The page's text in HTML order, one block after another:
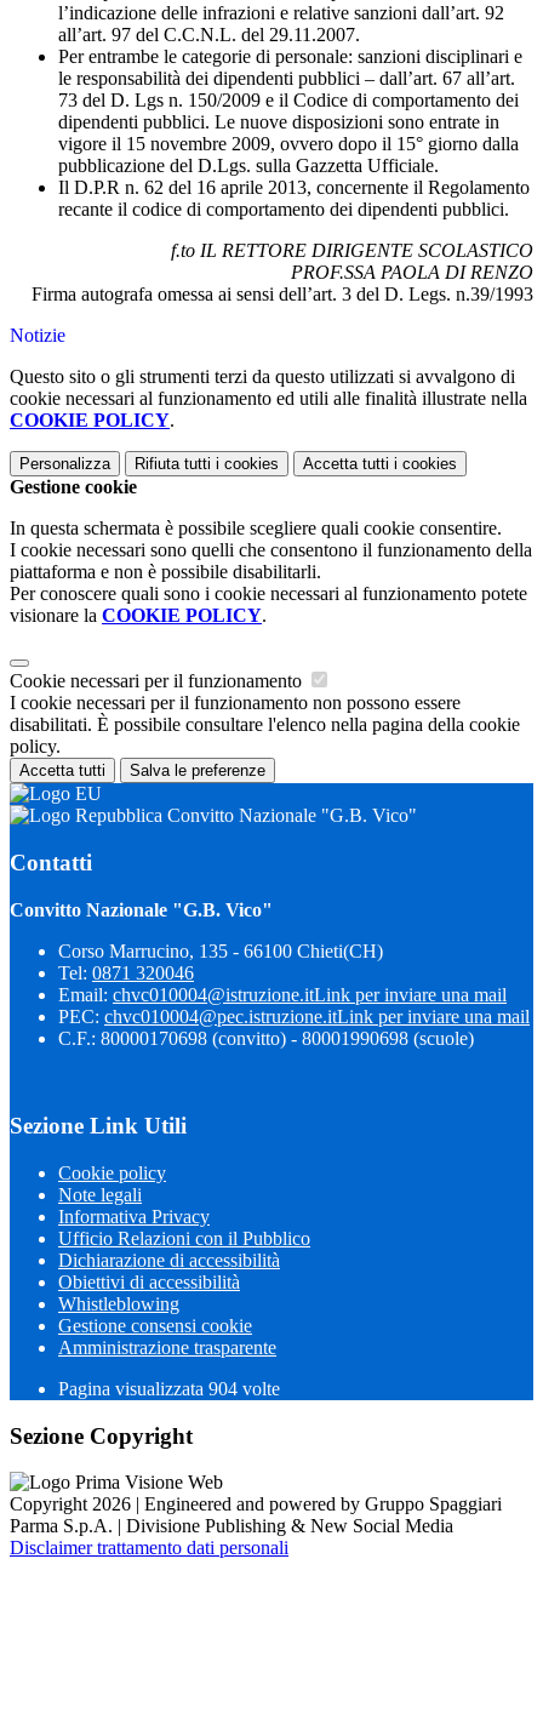
l’indicazione delle infrazioni e relative sanzioni dall’art. 92
all’art. 97 del C.C.N.L. del 29.11.2007.
Per entrambe le categorie di personale: sanzioni disciplinari e
le responsabilità dei dipendenti pubblici – dall’art. 67 all’art.
73 del D. Lgs n. 150/2009 e il Codice di comportamento dei
dipendenti pubblici. Le nuove disposizioni sono entrate in
vigore il 15 novembre 2009, ovvero dopo il 15° giorno dalla
pubblicazione del D.Lgs. sulla Gazzetta Ufficiale.
Il D.P.R n. 62 del 16 aprile 2013, concernente il Regolamento
recante il codice di comportamento dei dipendenti pubblici.
f.to IL RETTORE DIRIGENTE SCOLASTICO
PROF.SSA PAOLA DI RENZO
Firma autografa omessa ai sensi dell’art. 3 del D. Legs. n.39/1993
Notizie
Questo sito o gli strumenti terzi da questo utilizzati si avvalgono di
cookie necessari al funzionamento ed utili alle finalità illustrate nella
COOKIE POLICY.
Personalizza Rifiuta tutti i cookies Accetta tutti i cookies
Gestione cookie
In questa schermata è possibile scegliere quali cookie consentire.
I cookie necessari sono quelli che consentono il funzionamento della
piattaforma e non è possibile disabilitarli.
Per conoscere quali sono i cookie necessari al funzionamento potete
visionare la COOKIE POLICY.
Cookie necessari per il funzionamento
I cookie necessari per il funzionamento non possono essere
disabilitati. È possibile consultare l'elenco nella pagina della cookie
policy.
Accetta tutti Salva le preferenze
Convitto Nazionale "G.B. Vico"
Contatti
Convitto Nazionale "G.B. Vico"
Corso Marrucino, 135 - 66100 Chieti(CH)
Tel: 0871 320046
Email: chvc010004@istruzione.itLink per inviare una mail
PEC: chvc010004@pec.istruzione.itLink per inviare una mail
C.F.: 80000170698 (convitto) - 80001990698 (scuole)
Sezione Link Utili
Cookie policy
Note legali
Informativa Privacy
Ufficio Relazioni con il Pubblico
Dichiarazione di accessibilità
Obiettivi di accessibilità
Whistleblowing
Gestione consensi cookie
Amministrazione trasparente
Pagina visualizzata 904 volte
Sezione Copyright
Copyright 2026 | Engineered and powered by Gruppo Spaggiari
Parma S.p.A. | Divisione Publishing & New Social Media
Disclaimer trattamento dati personali